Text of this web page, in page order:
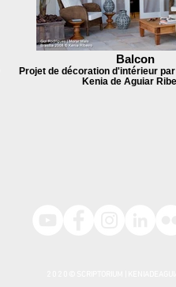
Balcon
Projet de décoration d'intérieur
Kenia de Aguiar